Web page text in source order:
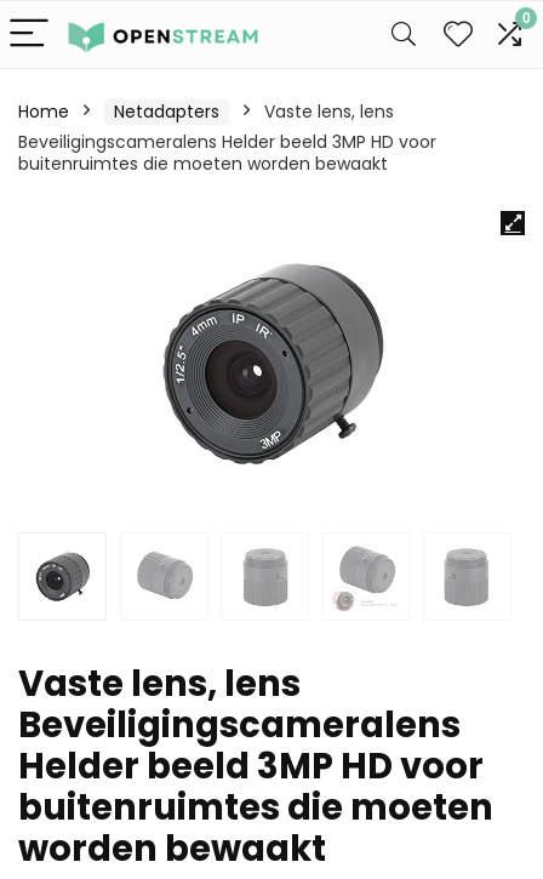
0
Home Netadapters
Vaste lens, lens
Beveiligingscameralens Helder beeld 3MP HD voor
buitenruimtes die moeten worden bewaakt
Vaste lens, lens
Beveiligingscameralens
Helder beeld 3MP HD voor
buitenruimtes die moeten
worden bewaakt